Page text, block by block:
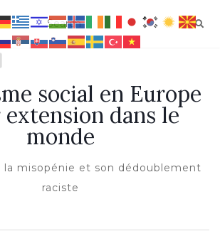
LA NAVIGATION
social en Europe
dans le
monde
la misopénie et son dédoublement
raciste